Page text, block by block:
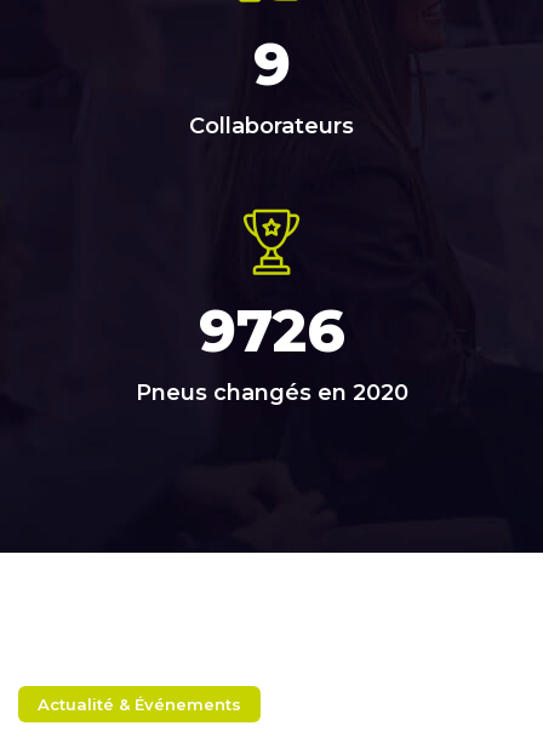
9
Collaborateurs
9726
Pneus changés en 2020
Actualité & Événements